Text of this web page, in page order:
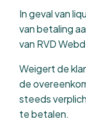
In geval van
van betaling
van RVD
Weigert de
de
steeds
te betalen.